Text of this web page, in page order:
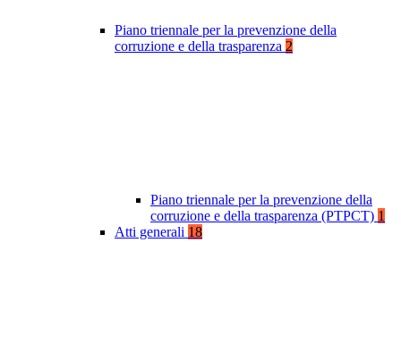
Piano triennale per la prevenzione della
corruzione e della trasparenza 2
Piano triennale per la prevenzione della
corruzione e della trasparenza (PTPCT) 1
Atti generali 18